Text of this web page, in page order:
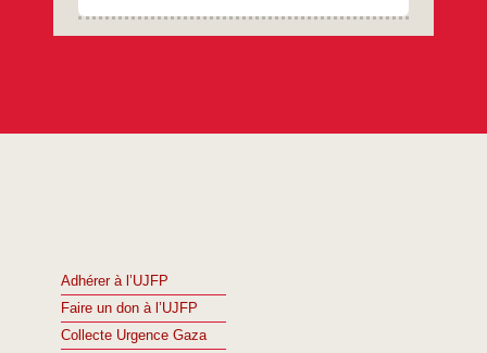
Adhérer à l’UJFP
Faire un don à l’UJFP
Collecte Urgence Gaza